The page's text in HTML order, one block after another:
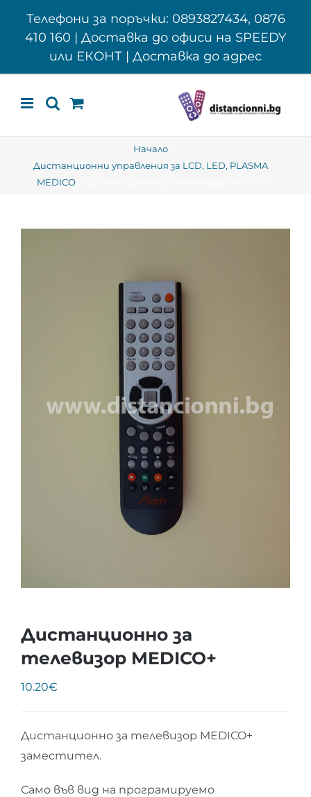
Телефони за поръчки: 0893827434, 0876
410 160 | Доставка до офиси на SPEEDY
или ЕКОНТ | Доставка до адрес
Начало
Дистанционни управления за LCD, LED, PLASMA
MEDICO
Дистанционно за
телевизор MEDICO+
10.20€
Дистанционно за телевизор MEDICO+
заместител.
Само във вид на програмируемо